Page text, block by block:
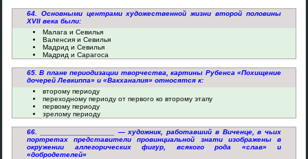
64. Основными центрами художественной жизни второй половины
XVII века были:
Малага и Севилья
Валенсия и Севилья
Мадрид и Севилья
Мадрид и Сарагоса
65. В плане периодизации творчества, картины Рубенса «Похищение
дочерей Левкиппа» и «Вакханалия» относятся к:
второму периоду
переходному периоду от первого ко второму этапу
первому периоду
зрелому периоду
66. __________________ — художник, работавший в Виченце, в чьих
портретах представители провинциальной знати изображены в
окружении аллегорических фигур, всякого рода «слав» и
«добродетелей»